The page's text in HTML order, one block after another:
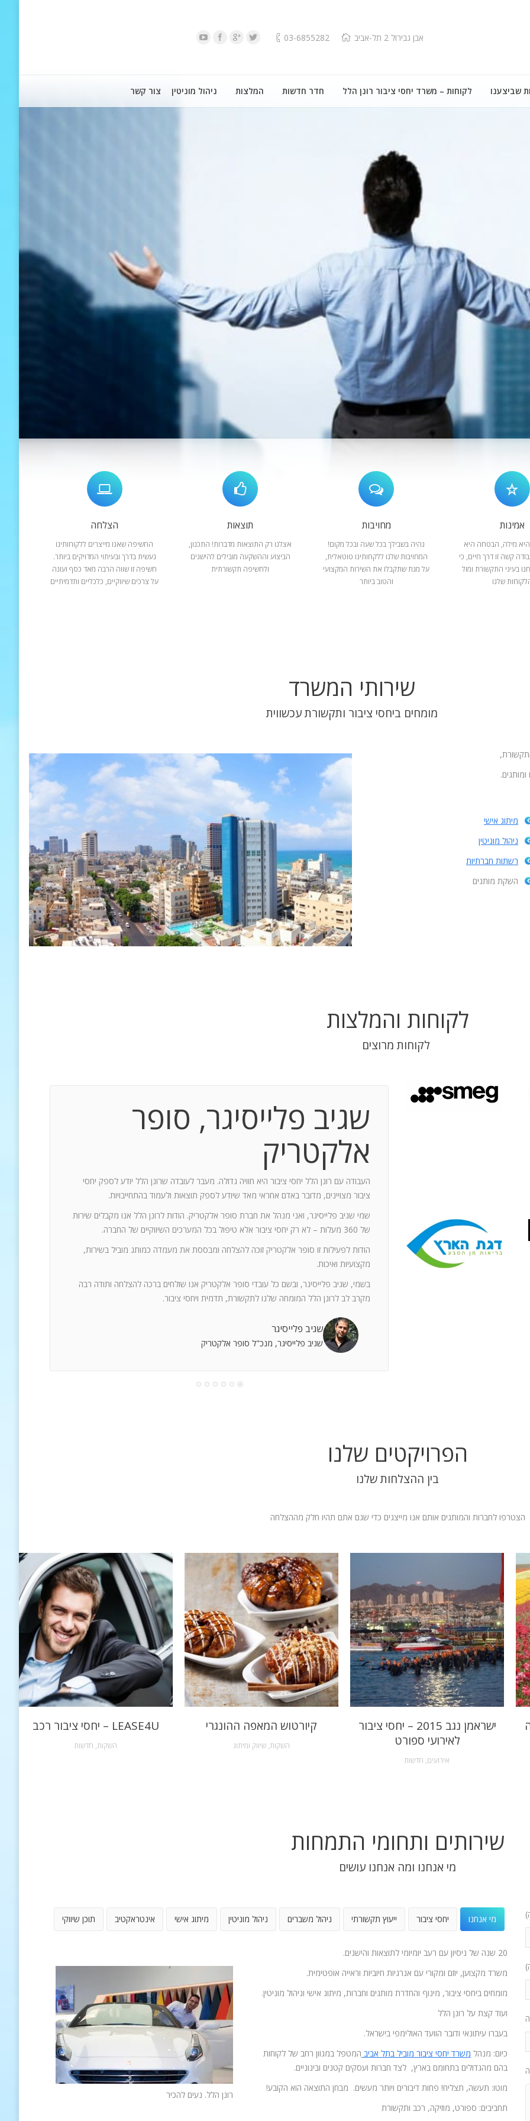
אבן גבירול 2 תל-אביב 03-6855282
שביצענו לקוחות – משרד יחסי ציבור רונן הלל חדר חדשות המלצות ניהול מוניטין צור קשר
אמינות
היא מילה, הבטחה היא
קשה זו דרך חיים, כי
בעיני התקשורת ומול
שלנו
מחויבות
נהיה בשבילך בכל שעה ובכל מקום!
המחויבות שלנו ללקחותינו טוטאלית,
על מנת שתקבלו את השירות המקצועי
והטוב ביותר
תוצאות
אצלנו רק התוצאות מדברות! התכנון,
הביצוע וההשקעה מובילים להישגים
ולחשיפה תקשורתית
הצלחה
החשיפה שאנו מייצרים ללקוחותינו
נעשית בדרך ובעיתוי המדויקים ביותר.
חשיפה זו שווה הרבה מאד כסף ועונה
על צרכים שיווקיים, כלכליים ותדמיתיים
שירותי המשרד
מומחים ביחסי ציבור ותקשורת עכשווית
מיתוג אישי
ניהול מוניטין
רשתות חברתיות
השקת מותגים
לקוחות והמלצות
לקוחות מרוצים
שגיב פלייסיגר, סופר
אלקטריק
העבודה עם רונן הלל יחסי ציבור היא חוויה גדולה. מעבר לעובדה שרונן הלל יודע לספק יחסי
ציבור מצויינים, מדובר באדם אחראי מאד שיודע לספק תוצאות ולעמוד בהתחייבויות.
שמי שגיב פלייסיגר, ואני מנהל את חברת סופר אלקטריק. הודות לרונן הלל אנו מקבלים שירות
של 360 מעלות – לא רק יחסי ציבור אלא טיפול בכל המערכים השיווקיים של החברה.
הודות לפעילות זו סופר אלקטריק זוכה להצלחה ומבססת את מעמדה כמותג מוביל בשירות,
מקצועיות ואיכות.
בשמי, שגיב פלייסיגר, ובשם כל עובדי סופר אלקטריק אנו שולחים ברכה להצלחה ותודה רבה
מקרב לב לרונן הלל המומחה שלנו לתקשורת, תדמית ויחסי ציבור.
שגיב פלייסיגר
שגיב פלייסיגר, מנכ"ל סופר אלקטריק
עבודה משותפת בת 10 שנים.
מספר תחנות: פארק מיני ישראל בלטרון,
, מדרבן ומייצר תקשורת יש
בך את היכולת להניע את כלל הצוות
חפץ ובקבועי זמן קצרים.
מימד פרסומי ומכיר את רזי הפעלתו. על אף
לצוות שלי ולי את התחושה, שרק אנו
שגורות בפיך. המאגר האנרגטי שלך בלתי
הפרויקטים שלנו
בין ההצלחות שלנו
הצטרפו לחברות והמותגים אותם אנו מייצגים כדי שגם אתם תהיו חלק מההצלחה
LEASE4U – יחסי ציבור רכב
השקות, חדשות
קיורטוש המאפה ההונגרי
השקות,שיווק ומיתוג
ישראמן נגב 2015 – יחסי ציבור
לאירועי ספורט
אירועים, חדשות
שירותים ותחומי התמחות
מי אנחנו ומה אנחנו עושים
מי אנחנו יחסי ציבור ייעוץ תקשורתי ניהול משברים ניהול מוניטין מיתוג אישי אינטראקטיב תוכן שיווקי
20 שנה של ניסיון עם רעב יומיומי לתוצאות והישגים.
רונן הלל. נעים להכיר
משרד מקצוען, יוזם ומקורי עם אנרגיות חיוביות וראייה אופטימית.
מומחים ביחסי ציבור, מינוף והחדרת מותגים וחברות, מיתוג אישי וניהול מוניטין.
ועוד קצת על רונן הלל
בעברו עיתונאי ודובר הוועד האולימפי בישראל.
כיום: מנהל משרד יחסי ציבור מוביל בתל אביב המטפל במגוון רחב של לקוחות
בהם מהגדולים בתחומם בארץ, לצד חברות ועסקים קטנים ובינוניים.
מוטו: תעשה, תצליח! פחות דיבורים ויותר מעשים. מבחן התוצאה הוא הקובע!
תחביבים: ספורט, מוזיקה, רכב ותקשורת